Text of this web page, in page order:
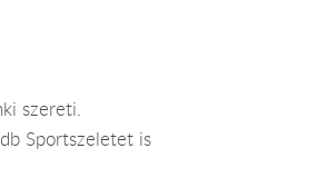
szereti.
Sportszeletet is